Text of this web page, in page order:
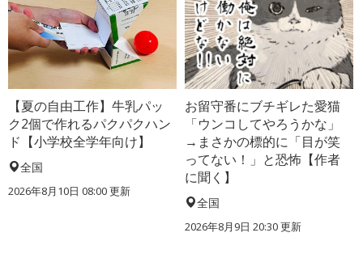
【夏の自由工作】牛乳パッ
ク2個で作れるパクパクハン
ド【小学校全学年向け】
全国
2026年8月10日 08:00更新
お留守番にブチギレた愛猫
「ウンコしてやろうかな」
→まさかの標的に「目が笑
ってない！」と恐怖【作者
に聞く】
全国
2026年8月9日 20:30更新